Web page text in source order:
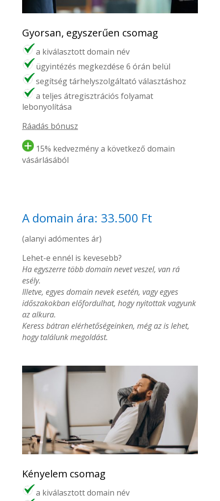
Gyorsan, egyszerűen csomag
a kiválasztott domain név
ügyintézés megkezdése 6 órán belül
segítség tárhelyszolgáltató választáshoz
a teljes átregisztrációs folyamat
lebonyolítása
Ráadás bónusz
15% kedvezmény a következő domain
vásárlásából
A domain ára: 33.500 Ft
(alanyi adómentes ár)
Lehet-e ennél is kevesebb?
Ha egyszerre több domain nevet veszel, van rá
esély.
Illetve, egyes domain nevek esetén, vagy egyes
időszakokban előfordulhat, hogy nyitottak vagyunk
az alkura.
Keress bátran elérhetőségeinken, még az is lehet,
hogy találunk megoldást.
Kényelem csomag
a kiválasztott domain név